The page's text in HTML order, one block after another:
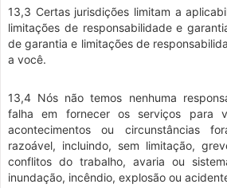
13,3 Certas jurisdições limitam a
limitações de responsabilidade e
de garantia e limitações de
a você.
13,4 Nós não temos nenhuma
falha em fornecer os serviços para
acontecimentos ou circunstâncias
razoável, incluindo, sem limitação,
conflitos do trabalho, avaria ou
inundação, incêndio, explosão ou